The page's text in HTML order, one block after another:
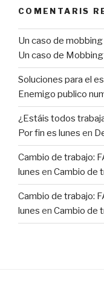
COMENTARIS
Un caso de
Un caso de
Soluciones para el
Enemigo publico
¿Estáis todos
Por fin es lunes en
Cambio de trabajo:
lunes en Cambio de
Cambio de trabajo:
lunes en Cambio de